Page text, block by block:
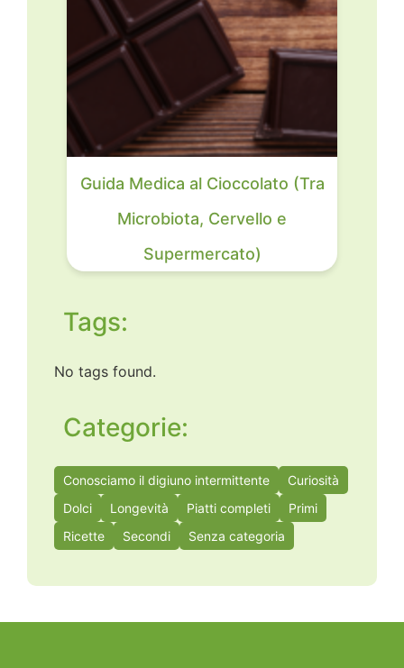
Guida Medica al Cioccolato (Tra
Microbiota, Cervello e
Supermercato)
Tags:
No tags found.
Categorie:
Conosciamo il digiuno intermittente
Curiosità
Dolci
Longevità Piatti completi
Primi
Ricette
Secondi Senza categoria